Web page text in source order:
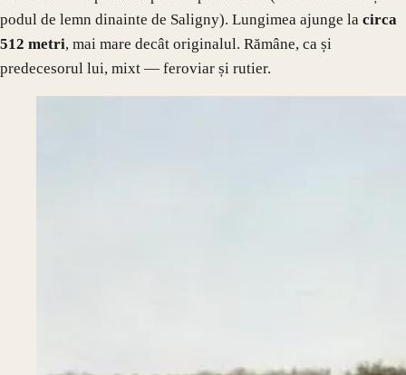
podul de lemn dinainte de Saligny). Lungimea ajunge la circa
512 metri, mai mare decât originalul. Rămâne, ca și
predecesorul lui, mixt — feroviar și rutier.